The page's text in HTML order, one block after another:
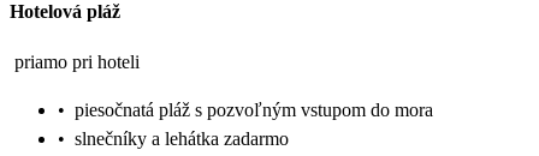
Hotelová pláž
priamo pri hoteli
• piesočnatá pláž s pozvoľným vstupom do mora
• slnečníky a lehátka zadarmo